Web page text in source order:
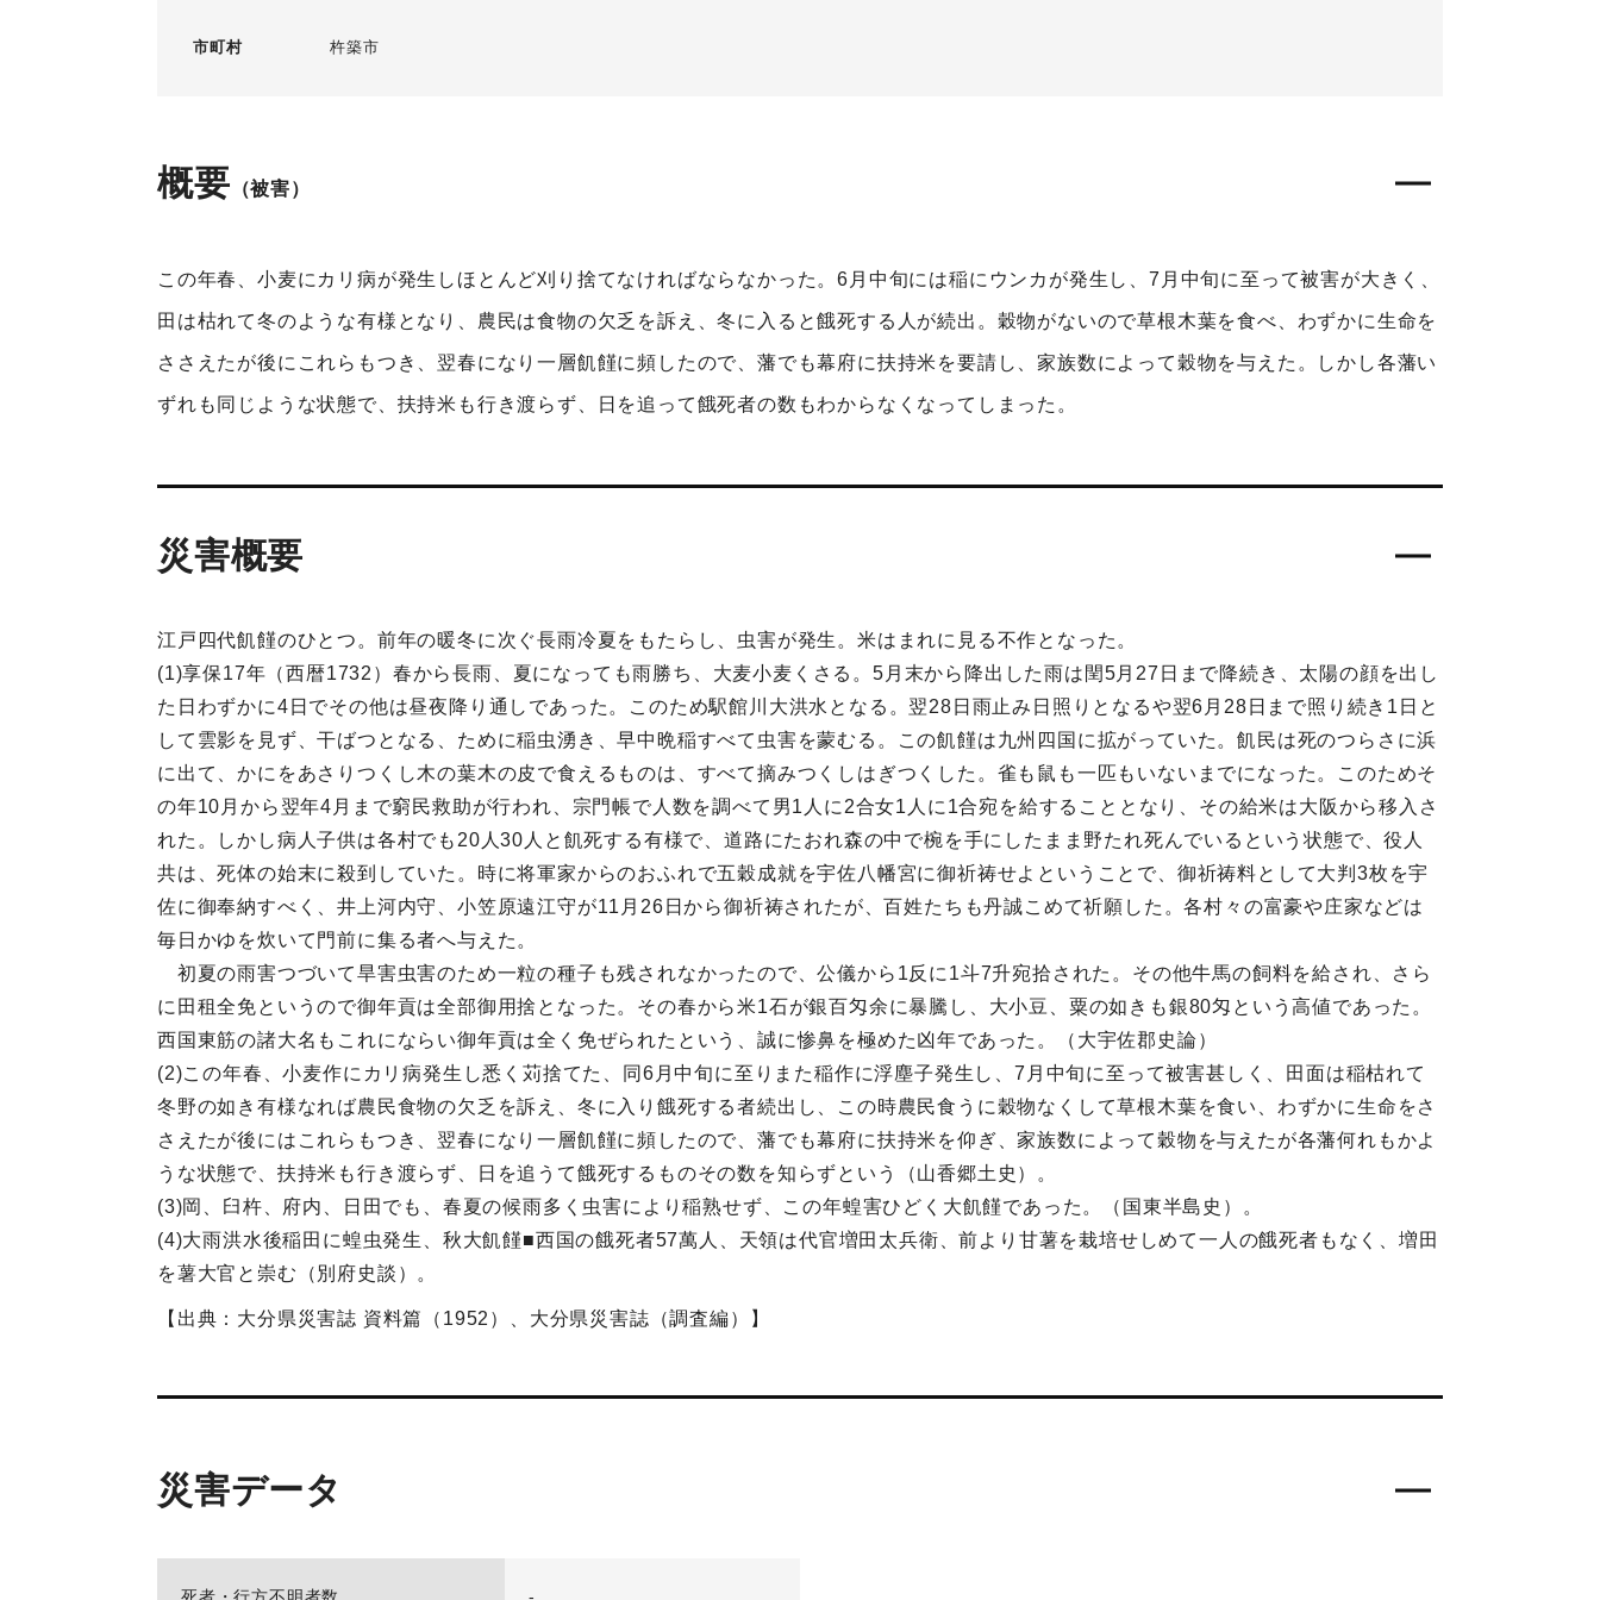
市町村 杵築市
概要 （被害）
この年春、小麦にカリ病が発生しほとんど刈り捨てなければならなかった。6月中旬には稲にウンカが発生し、7月中旬に至って被害が大きく、
田は枯れて冬のような有様となり、農民は食物の欠乏を訴え、冬に入ると餓死する人が続出。穀物がないので草根木葉を食べ、わずかに生命を
ささえたが後にこれらもつき、翌春になり一層飢饉に頻したので、藩でも幕府に扶持米を要請し、家族数によって穀物を与えた。しかし各藩い
ずれも同じような状態で、扶持米も行き渡らず、日を追って餓死者の数もわからなくなってしまった。
災害概要
江戸四代飢饉のひとつ。前年の暖冬に次ぐ長雨冷夏をもたらし、虫害が発生。米はまれに見る不作となった。
(1)享保17年（西暦1732）春から長雨、夏になっても雨勝ち、大麦小麦くさる。5月末から降出した雨は閏5月27日まで降続き、太陽の顔を出し
た日わずかに4日でその他は昼夜降り通しであった。このため駅館川大洪水となる。翌28日雨止み日照りとなるや翌6月28日まで照り続き1日と
して雲影を見ず、干ばつとなる、ために稲虫湧き、早中晩稲すべて虫害を蒙むる。この飢饉は九州四国に拡がっていた。飢民は死のつらさに浜
に出て、かにをあさりつくし木の葉木の皮で食えるものは、すべて摘みつくしはぎつくした。雀も鼠も一匹もいないまでになった。このためそ
の年10月から翌年4月まで窮民救助が行われ、宗門帳で人数を調べて男1人に2合女1人に1合宛を給することとなり、その給米は大阪から移入さ
れた。しかし病人子供は各村でも20人30人と飢死する有様で、道路にたおれ森の中で椀を手にしたまま野たれ死んでいるという状態で、役人
共は、死体の始末に殺到していた。時に将軍家からのおふれで五穀成就を宇佐八幡宮に御祈祷せよということで、御祈祷料として大判3枚を宇
佐に御奉納すべく、井上河内守、小笠原遠江守が11月26日から御祈祷されたが、百姓たちも丹誠こめて祈願した。各村々の富豪や庄家などは
毎日かゆを炊いて門前に集る者へ与えた。
初夏の雨害つづいて旱害虫害のため一粒の種子も残されなかったので、公儀から1反に1斗7升宛拾された。その他牛馬の飼料を給され、さら
に田租全免というので御年貢は全部御用捨となった。その春から米1石が銀百匁余に暴騰し、大小豆、粟の如きも銀80匁という高値であった。
西国東筋の諸大名もこれにならい御年貢は全く免ぜられたという、誠に惨鼻を極めた凶年であった。（大宇佐郡史論）
(2)この年春、小麦作にカリ病発生し悉く苅捨てた、同6月中旬に至りまた稲作に浮塵子発生し、7月中旬に至って被害甚しく、田面は稲枯れて
冬野の如き有様なれば農民食物の欠乏を訴え、冬に入り餓死する者続出し、この時農民食うに穀物なくして草根木葉を食い、わずかに生命をさ
さえたが後にはこれらもつき、翌春になり一層飢饉に頻したので、藩でも幕府に扶持米を仰ぎ、家族数によって穀物を与えたが各藩何れもかよ
うな状態で、扶持米も行き渡らず、日を追うて餓死するものその数を知らずという（山香郷土史）。
(3)岡、臼杵、府内、日田でも、春夏の候雨多く虫害により稲熟せず、この年蝗害ひどく大飢饉であった。（国東半島史）。
(4)大雨洪水後稲田に蝗虫発生、秋大飢饉■西国の餓死者57萬人、天領は代官増田太兵衛、前より甘薯を栽培せしめて一人の餓死者もなく、増田
を薯大官と崇む（別府史談）。
【出典：大分県災害誌 資料篇（1952）、大分県災害誌（調査編）】
災害データ